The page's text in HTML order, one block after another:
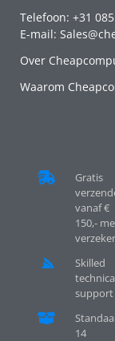
Telefoon: +31
E-mail:
Over
Waarom
Gratis
vanaf €
150,-
Skilled
support
14